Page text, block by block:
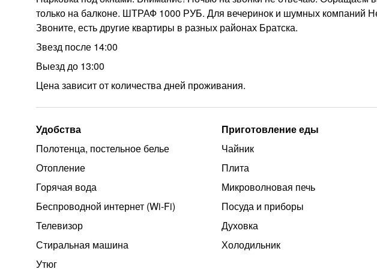
только на балконе. ШТРАФ 1000 РУБ. Для вечеринок и шумных компаний
Звоните, есть другие квартиры в разных районах Братска.
Звезд после 14:00
Выезд до 13:00
Цена зависит от количества дней проживания.
Удобства
Полотенца, постельное белье
Отопление
Горячая вода
Беспроводной интернет (Wi‑Fi)
Телевизор
Стиральная машина
Утюг
Приготовление еды
Чайник
Плита
Микроволновая печь
Посуда и приборы
Духовка
Холодильник